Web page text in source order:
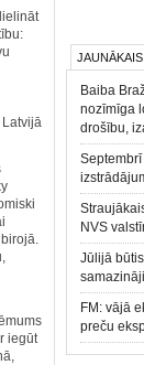
iegūt
JAUNĀKAIS
Baiba
nozīmīga
drošību,
NVS
Jūlijā
FM: vājā
preču